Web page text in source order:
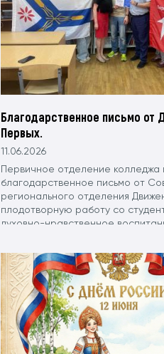
Благодарственное письмо от
Первых.
11.06.2026
Первичное отделение колледжа
благодарственное письмо от
регионального отделения
плодотворную работу со
духовно-нравственное